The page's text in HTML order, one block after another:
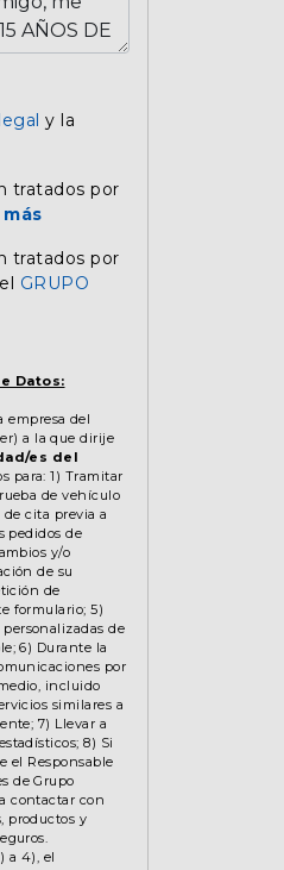
y la
tratados por
tratados por
GRUPO
Datos:
empresa del
a la que dirije
es del
para: 1) Tramitar
de vehículo
cita previa a
pedidos de
y/o
de su
de
formulario; 5)
de
6) Durante la
por
incluido
similares a
7) Llevar a
8) Si
el Responsable
de Grupo
contactar con
productos y
a 4), el